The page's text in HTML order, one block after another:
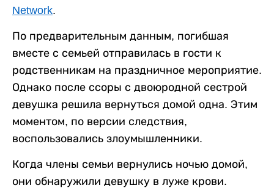
Network.
По предварительным данным, погибшая
вместе с семьей отправилась в гости к
родственникам на праздничное мероприятие.
Однако после ссоры с двоюродной сестрой
девушка решила вернуться домой одна. Этим
моментом, по версии следствия,
воспользовались злоумышленники.
Когда члены семьи вернулись ночью домой,
они обнаружили девушку в луже крови.